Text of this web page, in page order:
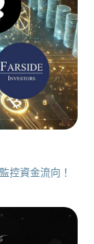
控資金流向！